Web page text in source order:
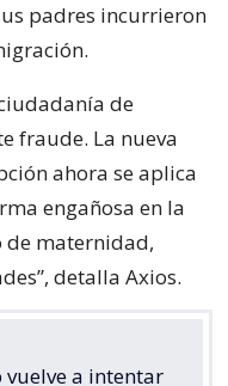
padres incurrieron
de
fraude. La nueva
ahora se aplica
engañosa en la
maternidad,
detalla Axios.
a intentar